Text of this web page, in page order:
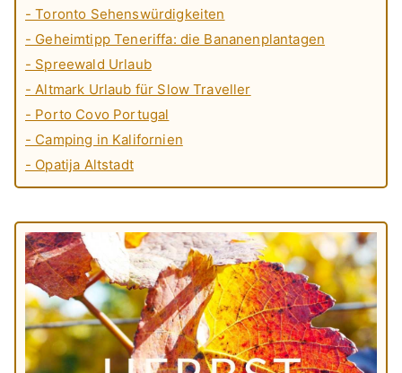
- Toronto Sehenswürdigkeiten
- Geheimtipp Teneriffa: die Bananenplantagen
- Spreewald Urlaub
- Altmark Urlaub für Slow Traveller
- Porto Covo Portugal
- Camping in Kalifornien
- Opatija Altstadt